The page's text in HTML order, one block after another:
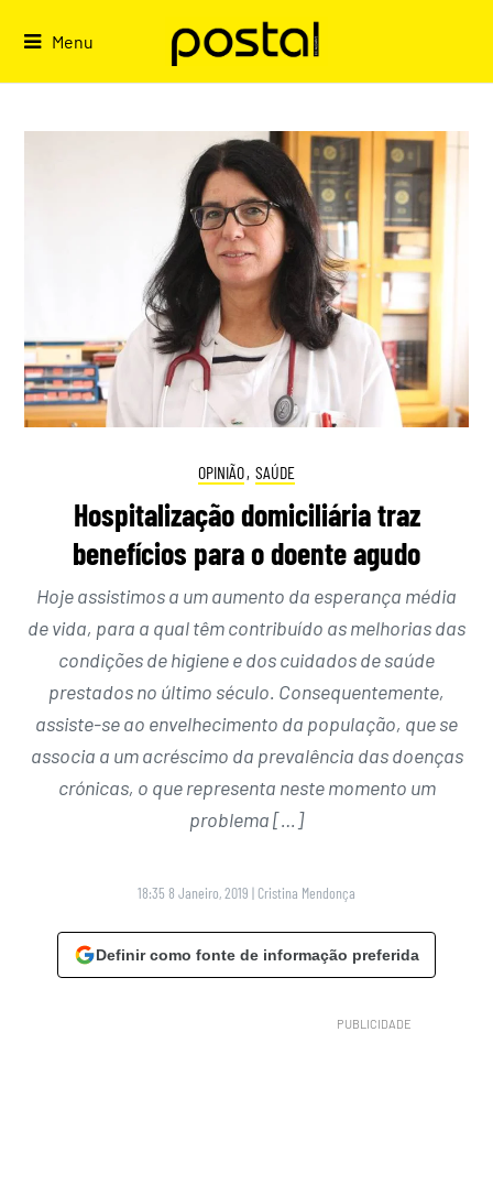
Menu
OPINIÃO, SAÚDE
Hospitalização domiciliária traz
benefícios para o doente agudo
Hoje assistimos a um aumento da esperança média
de vida, para a qual têm contribuído as melhorias das
condições de higiene e dos cuidados de saúde
prestados no último século. Consequentemente,
assiste-se ao envelhecimento da população, que se
associa a um acréscimo da prevalência das doenças
crónicas, o que representa neste momento um
problema […]
18:35 8 Janeiro, 2019 | Cristina Mendonça
Definir como fonte de informação preferida